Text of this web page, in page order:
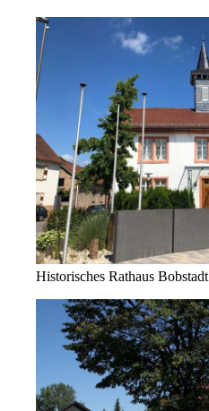
Historisches Rathaus Bobstadt